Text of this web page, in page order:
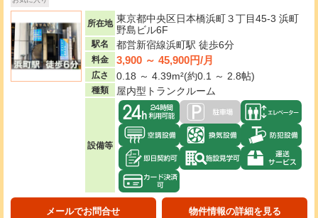
所在地 東京都中央区日本橋浜町３丁目45-3 浜町
野島ビル6F
駅名 都営新宿線浜町駅 徒歩6分
料金 3,900 ～ 45,900円/月
広さ 0.18 ～ 4.39m²(約0.1 ～ 2.8帖)
種類 屋内型トランクルーム
設備等
メールでお問合せ 物件情報の詳細を見る